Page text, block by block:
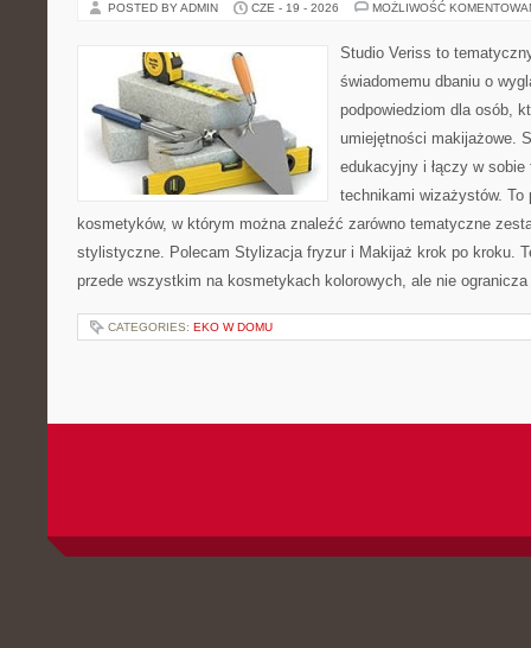
POSTED BY ADMIN CZE - 19 - 2026 MOŻLIWOŚĆ
Studio Veriss to
świadomemu dbaniu o
podpowiedziom dla osób,
umiejętności makijażowe.
edukacyjny i łączy w
technikami wizażystów. To
kosmetyków, w którym można znaleźć zarówno tematyczne
stylistyczne. Polecam Stylizacja fryzur i Makijaż krok po kroku.
przede wszystkim na kosmetykach kolorowych, ale nie
CATEGORIES: EKO W DOMU